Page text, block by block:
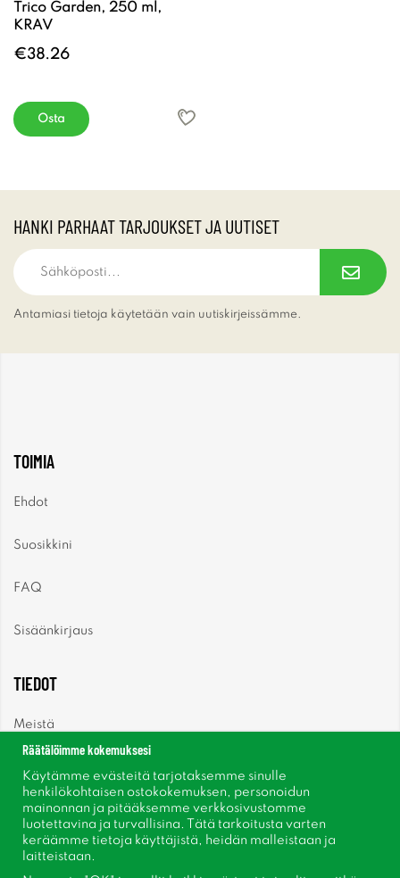
Trico Garden, 250 ml,
KRAV
€38.26
Osta
HANKI PARHAAT TARJOUKSET JA UUTISET
Antamiasi tietoja käytetään vain uutiskirjeissämme.
TOIMIA
Ehdot
Suosikkini
FAQ
Sisäänkirjaus
TIEDOT
Meistä
Uutiset
Uutiskirje
Tietoja evästeistä
Räätälöimme kokemuksesi
Käytämme evästeitä tarjotaksemme sinulle
henkilökohtaisen ostokokemuksen, personoidun
mainonnan ja pitääksemme verkkosivustomme
luotettavina ja turvallisina. Tätä tarkoitusta varten
keräämme tietoja käyttäjistä, heidän malleistaan ​​ja
laitteistaan.